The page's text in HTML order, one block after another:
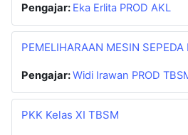
Pengajar: Eka Erlita PROD AKL
PEMELIHARAAN MESIN SEPEDA
Pengajar:Widi Irawan PROD
PKK Kelas XI TBSM